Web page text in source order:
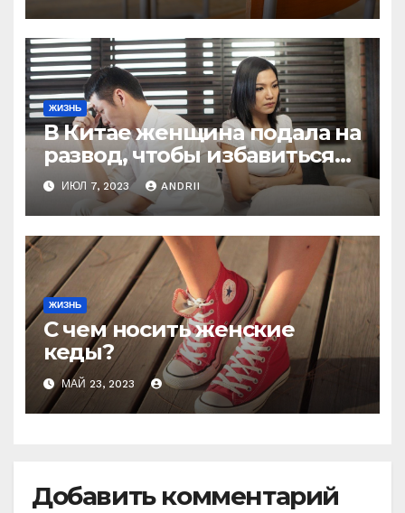
ЖИЗНЬ
В Китае женщина подала на
развод, чтобы избавиться
от мужа-деспота, который
заставлял её рожать 6 раз,
чтобы получить
наследника
ИЮЛ 7, 2023 ANDRII
ЖИЗНЬ
С чем носить женские
кеды?
МАЙ 23, 2023
Добавить комментарий